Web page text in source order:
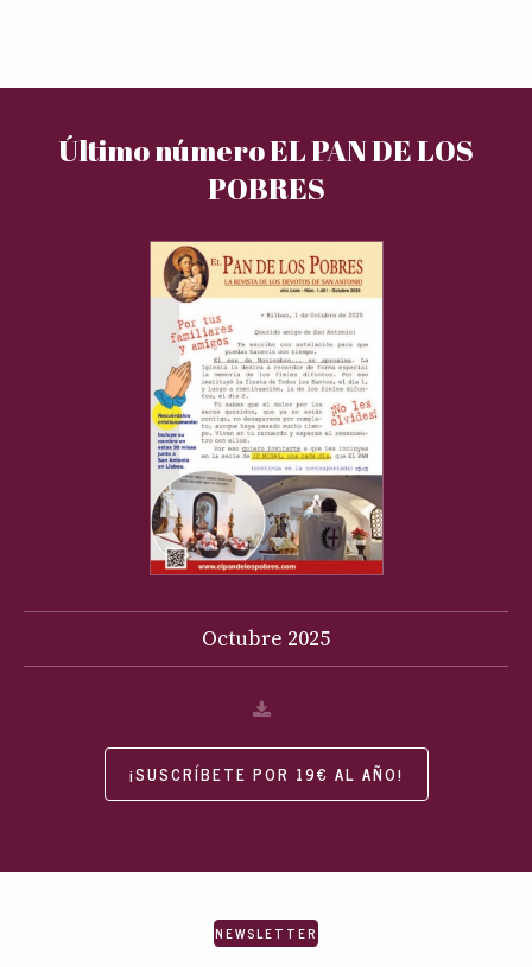
Último número EL PAN DE LOS
POBRES
Octubre 2025
¡SUSCRÍBETE POR 19€ AL AÑO!
NEWSLETTER